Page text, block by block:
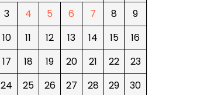
3
4 5 6 7 8
9
10
11 12 13 14 15
16
17
18 19 20 21 22
23
24
25 26 27 28 29
30